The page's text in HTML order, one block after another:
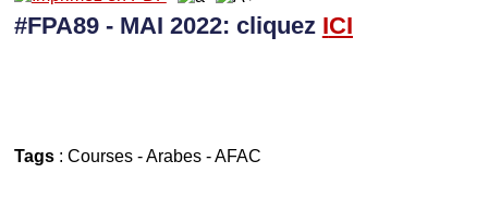
#FPA89 - MAI 2022: cliquez ICI
Tags: Courses-Arabes-AFAC